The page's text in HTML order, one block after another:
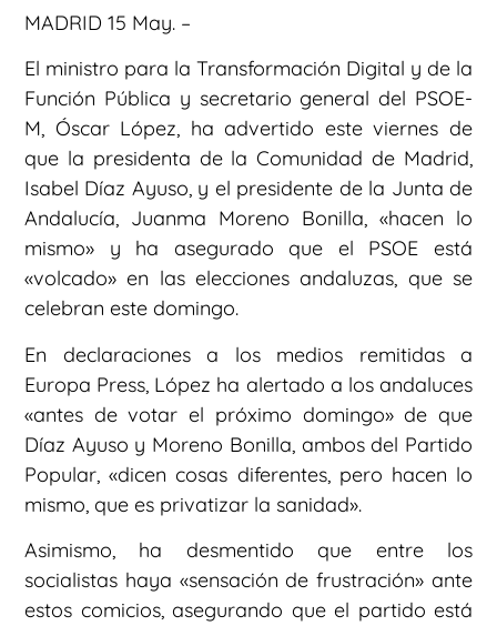
MADRID 15 May. –
El ministro para la Transformación Digital y de la
Función Pública y secretario general del PSOE-
M, Óscar López, ha advertido este viernes de
que la presidenta de la Comunidad de Madrid,
Isabel Díaz Ayuso, y el presidente de la Junta de
Andalucía, Juanma Moreno Bonilla, «hacen lo
mismo» y ha asegurado que el PSOE está
«volcado» en las elecciones andaluzas, que se
celebran este domingo.
En declaraciones a los medios remitidas a
Europa Press, López ha alertado a los andaluces
«antes de votar el próximo domingo» de que
Díaz Ayuso y Moreno Bonilla, ambos del Partido
Popular, «dicen cosas diferentes, pero hacen lo
mismo, que es privatizar la sanidad».
Asimismo, ha desmentido que entre los
socialistas haya «sensación de frustración» ante
estos comicios, asegurando que el partido está